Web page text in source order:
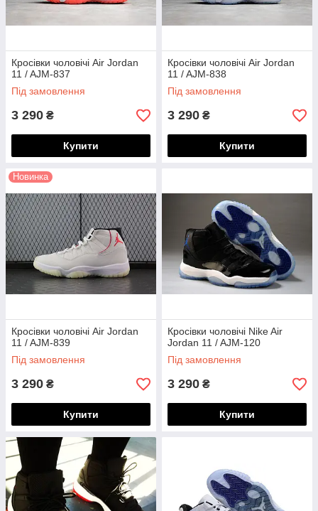
Кросівки чоловічі Air Jordan
11 / AJM-837
Під замовлення
3 290 ₴
Купити
Кросівки чоловічі Air Jordan
11 / AJM-838
Під замовлення
3 290 ₴
Купити
Новинка
Кросівки чоловічі Air Jordan
11 / AJM-839
Під замовлення
3 290 ₴
Купити
Кросівки чоловічі Nike Air
Jordan 11 / AJM-120
Під замовлення
3 290 ₴
Купити